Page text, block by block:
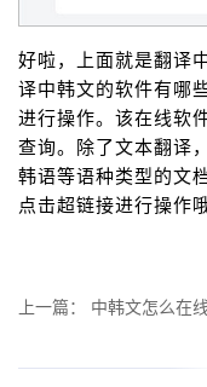
好啦，上面就是翻译
译中韩文的软件有哪
进行操作。该在线软
查询。除了文本翻译
韩语等语种类型的文
点击超链接进行操作哦
上一篇： 中韩文怎么在线翻译？这个翻译